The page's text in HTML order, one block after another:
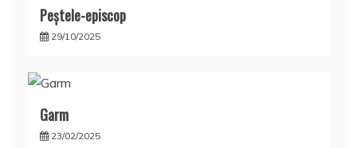
Peştele-episcop
29/10/2025
Garm
23/02/2025